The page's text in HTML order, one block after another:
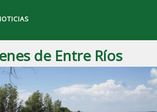
de Entre Ríos